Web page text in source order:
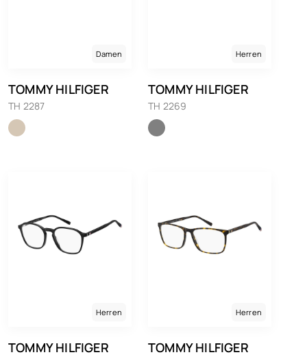
Damen
TOMMY HILFIGER
TH 2287
Herren
TOMMY HILFIGER
TH 2269
Herren
TOMMY HILFIGER
Herren
TOMMY HILFIGER